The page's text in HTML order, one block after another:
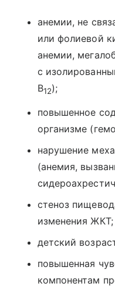
анемии, не
или фолиевой
анемии,
с
В12);
повышенное
организме
нарушение
(анемия,
стеноз
изменения ЖКТ;
детский
повышенная
компонентам